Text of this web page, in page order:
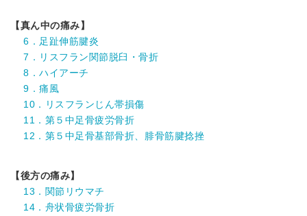
【真ん中の痛み】
6．足趾伸筋腱炎
7．リスフラン関節脱臼・骨折
8．ハイアーチ
9．痛風
10．リスフランじん帯損傷
11．第５中足骨疲労骨折
12．第５中足骨基部骨折、腓骨筋腱捻挫
【後方の痛み】
13．関節リウマチ
14．舟状骨疲労骨折